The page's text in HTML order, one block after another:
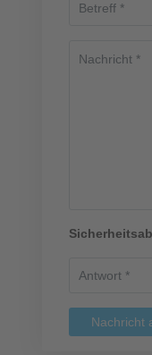
Nachricht